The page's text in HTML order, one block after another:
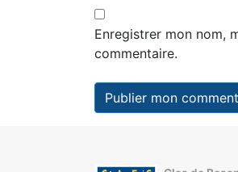
Enregistrer mon nom,
commentaire.